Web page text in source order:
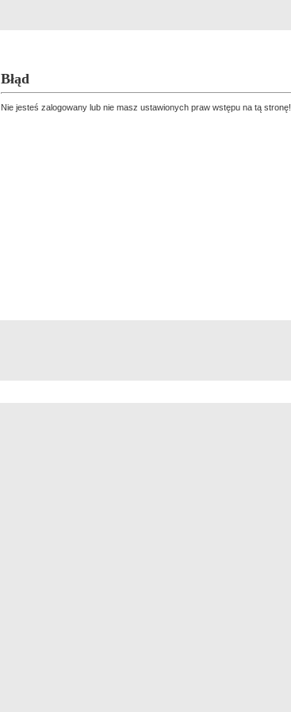
Błąd
Nie jesteś zalogowany lub nie masz ustawionych praw wstępu na tą stronę!